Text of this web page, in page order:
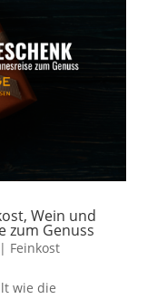
Wein und
zum Genuss
Feinkost
wie die